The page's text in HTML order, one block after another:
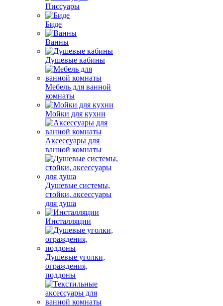
Писсуары
Биде
Ванны
Душевые кабины
Мебель для ванной
комнаты
Мойки для кухни
Аксессуары для
ванной комнаты
Душевые системы,
стойки, аксессуары
для душа
Инсталляции
Душевые уголки,
ограждения,
поддоны